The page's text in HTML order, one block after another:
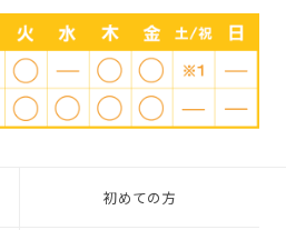
初めての方